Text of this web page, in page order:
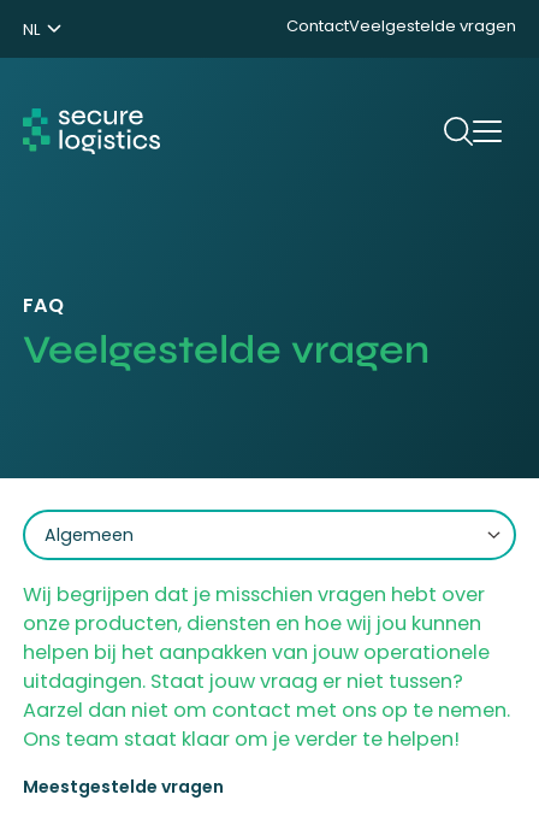
NL
ENG
DE
ContactVeelgestelde vragen
FAQ
Veelgestelde vragen
Wij begrijpen dat je misschien vragen hebt over
onze producten, diensten en hoe wij jou kunnen
helpen bij het aanpakken van jouw operationele
uitdagingen. Staat jouw vraag er niet tussen?
Aarzel dan niet om contact met ons op te nemen.
Ons team staat klaar om je verder te helpen!
Meestgestelde vragen